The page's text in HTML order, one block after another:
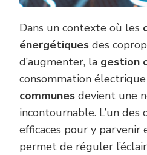
Dans un contexte où les
énergétiques des
d’augmenter, la gestion
consommation
communes devient une
incontournable. L’un
efficaces pour y parvenir
permet de réguler